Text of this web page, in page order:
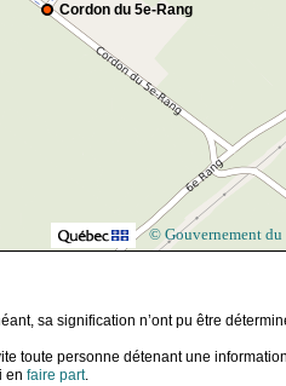
Cordon du 5e-Rang
© Gouvernement du
sa signification n’ont pu être
toute personne détenant une
en faire part.